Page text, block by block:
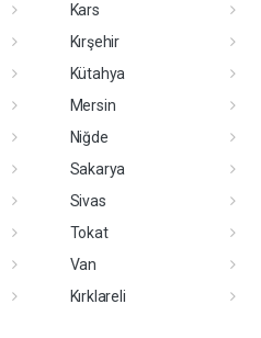
Kars
Kırşehir
Kütahya
Mersin
Niğde
Sakarya
Sivas
Tokat
Van
Kırklareli